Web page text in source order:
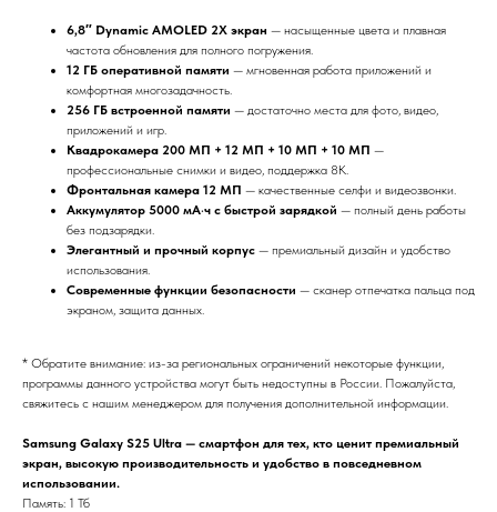
6,8″ Dynamic AMOLED 2X экран — насыщенные цвета и плавная
частота обновления для полного погружения.
12 ГБ оперативной памяти — мгновенная работа приложений и
комфортная многозадачность.
256 ГБ встроенной памяти — достаточно места для фото, видео,
приложений и игр.
Квадрокамера 200 МП + 12 МП + 10 МП + 10 МП —
профессиональные снимки и видео, поддержка 8K.
Фронтальная камера 12 МП — качественные селфи и видеозвонки.
Аккумулятор 5000 мА·ч с быстрой зарядкой — полный день работы
без подзарядки.
Элегантный и прочный корпус — премиальный дизайн и удобство
использования.
Современные функции безопасности — сканер отпечатка пальца под
экраном, защита данных.
* Обратите внимание: из-за региональных ограничений некоторые функции,
программы данного устройства могут быть недоступны в России. Пожалуйста,
свяжитесь с нашим менеджером для получения дополнительной информации.
Samsung Galaxy S25 Ultra — смартфон для тех, кто ценит премиальный
экран, высокую производительность и удобство в повседневном
использовании.
Память: 1 Тб